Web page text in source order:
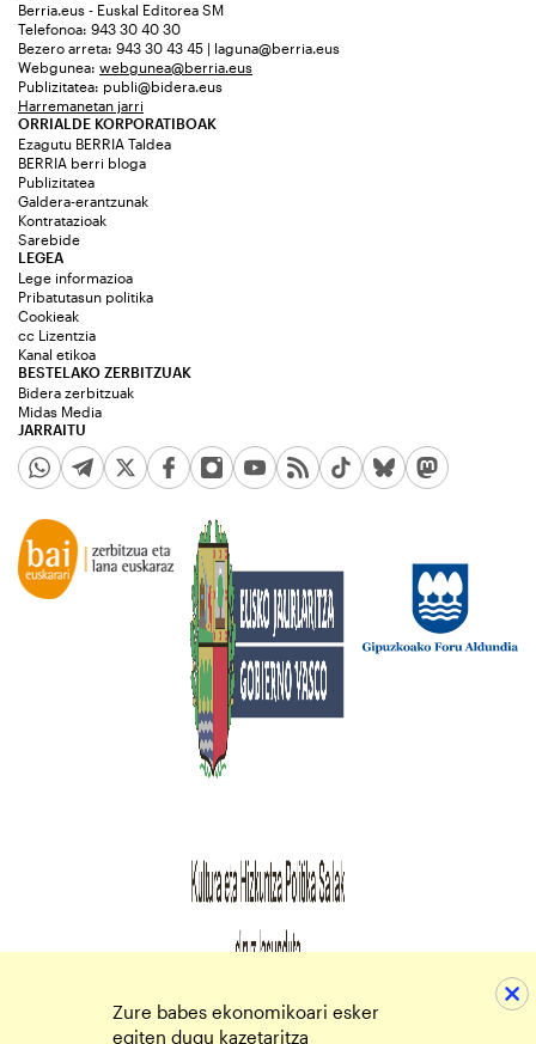
Berria.eus - Euskal Editorea SM
Telefonoa: 943 30 40 30
Bezero arreta: 943 30 43 45 | laguna@berria.eus
Webgunea: webgunea@berria.eus
Publizitatea: publi@bidera.eus
Harremanetan jarri
ORRIALDE KORPORATIBOAK
Ezagutu BERRIA Taldea
BERRIA berri bloga
Publizitatea
Galdera-erantzunak
Kontratazioak
Sarebide
JARRAITU
LEGEA
Lege informazioa
Pribatutasun politika
Cookieak
cc Lizentzia
Kanal etikoa
BESTELAKO ZERBITZUAK
Bidera zerbitzuak
Midas Media
Zure babes ekonomikoari esker
egiten dugu kazetaritza